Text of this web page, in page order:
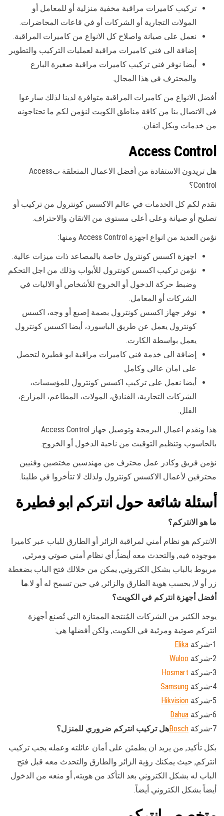
تركيب كاميرات مراقبة مخفية منزلية أو للمعامل أو
المولات التجارية أو الشركات أو في قاعات المحاضرات.
نعمل على صيانة واصلاح كل الانواع من كاميرات المراقبة.
إضافة الى فني كاميرات مراقبة لعمليات التركيب والتطوير
أيضا نوفر فني تركيب كاميرات مراقبة صغيرة البارع
والمحترف في هذا المجال.
أفضل الانواع من كاميرات المراقبة متوافرة لدينا لذلك سارعوا
في الاتصال بنا من كافة مناطق الكويت لنؤمن لكم ما تحتاجونه
من خدمات وبكل اتقان.
Access Control
هل تريدون الاستفادة من أفضل الاعمال المتعلقة بAccess
Control؟
نقدم لكم كل الخدمات في عالم الاكسس كونترول من تركيب أو
تصليح أو صيانة وعلى أعلى مستوى من الاتقان والاحتراف.
نؤمن العديد من انواع اجهزة Access Control ومنها:
اجهزة اكسس كونترول خاصة بالمصاعد ذات ميزات عالية.
نؤمن تركيب اكسس كونترول للأبواب وذلك من اجل التحكم
وضبط حركة الدخول أو الخروج للأشخاص أو الاليات في
الشركات أو المعامل.
نوفر جهاز اكسس كونترول بصمة إصبع أو وجه، اكسس
كونترول يعمل عن طريق الباسورد، أيضا اكسس كونترول
يعمل بواسطة الكارت.
إضافة الى خدمة فني كاميرات مراقبة ابو فطيرة لتحصل
على امان عالي وكامل
أيضا نعمل على تركيب اكسس كونترول للمؤسسات،
الشركات التجارية، الفنادق، المولات، المطاعم، المزارع،
الفلل.
هذا ونقدم اعمال البرمجة وتوصيل جهاز Access Control
بالحاسوب وتنظيم التوقيت من ناحية الدخول أو الخروج.
نؤمن فريق وكادر عمل محترف من مهندسين مختصين وفنيين
محترفين لأعمال الاكسس كونترول ولذلك لا تتأخروا في طلبنا.
أسئلة شائعة حول انتركم ابو فطيرة
ما هو الانتركم؟
الانتركم هو نظام أمني لمراقبة الزائر أو الطارق للباب عبر كاميرا
موجوده فيه, والتحدث معه أيضاً, أي نظام أمني صوتي ومرئي,
مربوط بالباب بشكل الكتروني, يمكن من خلالك فتح الباب بضغطة
زر أو لا, بحسب هوية الطارق والزائر, في حين تسمح له أو لا.ما
أفضل أجهزة انتركم في الكويت؟
يوجد الكثير من الشركات المُنتجة الممتازة التي تُصنع أجهزة
انتركم صوتية ومرئية في الكويت, ولكن أفضلها هي:
1-شركة
Elika
2-شركة
Wuloo
3-شركة
Hosmart
4-شركة
Samsung
5-شركة
Hikvision
6-شركة
Dahua
7-شركة
Boschهل تركيب انتركم ضروري للمنزل؟
بكل تأكيد, من يريد ان يطمئن على أمان عائلته وعمله يجب تركيب
انتركم, حيث يمكنك رؤية الزائر والطارق والتحدث معه قبل فتح
الباب له بشكل الكتروني بعد التأكد من هويته, أو منعه من الدخول
أيضاً بشكل الكتروني أيضاً.